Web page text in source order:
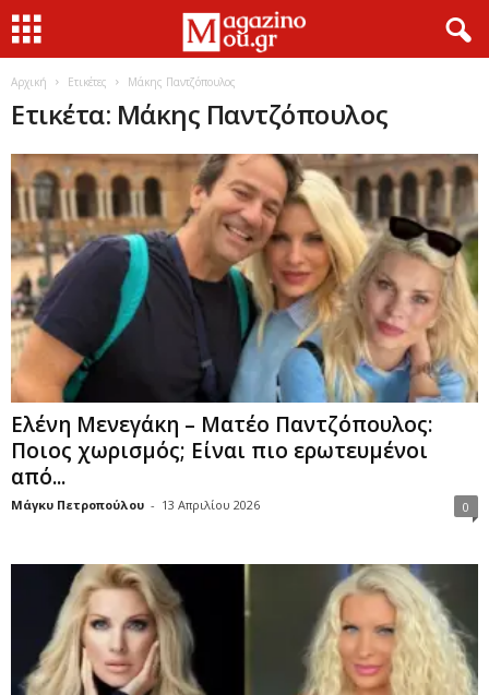
Αρχική Ετικέτες Μάκης Παντζόπουλος
Ετικέτα: Μάκης Παντζόπουλος
Ελένη Μενεγάκη – Ματέο Παντζόπουλος:
Ποιος χωρισμός; Είναι πιο ερωτευμένοι
από...
Μάγκυ Πετροπούλου - 13 Απριλίου 2026 0